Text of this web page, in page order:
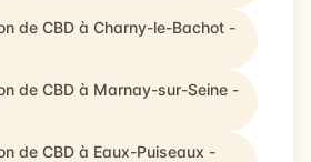
de CBD à Charny-le-Bachot -
de CBD à Marnay-sur-Seine -
de CBD à Eaux-Puiseaux -